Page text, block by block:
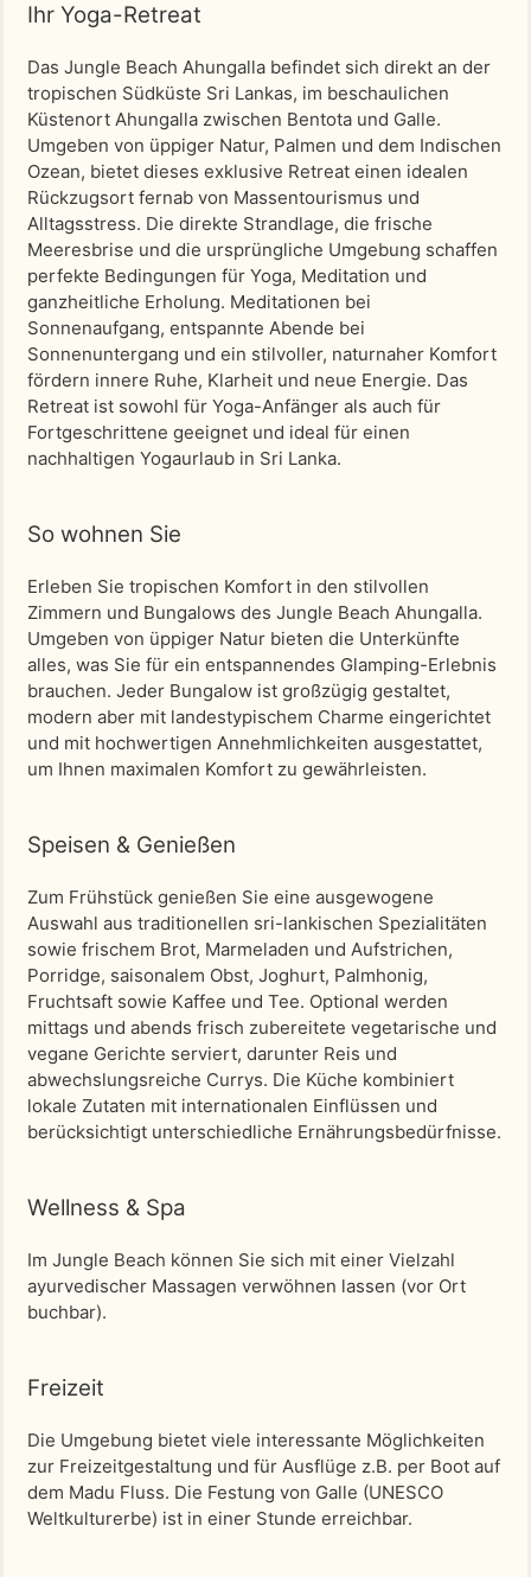
Ihr Yoga-Retreat
Das Jungle Beach Ahungalla befindet sich direkt an der
tropischen Südküste Sri Lankas, im beschaulichen
Küstenort Ahungalla zwischen Bentota und Galle.
Umgeben von üppiger Natur, Palmen und dem Indischen
Ozean, bietet dieses exklusive Retreat einen idealen
Rückzugsort fernab von Massentourismus und
Alltagsstress. Die direkte Strandlage, die frische
Meeresbrise und die ursprüngliche Umgebung schaffen
perfekte Bedingungen für Yoga, Meditation und
ganzheitliche Erholung. Meditationen bei
Sonnenaufgang, entspannte Abende bei
Sonnenuntergang und ein stilvoller, naturnaher Komfort
fördern innere Ruhe, Klarheit und neue Energie. Das
Retreat ist sowohl für Yoga-Anfänger als auch für
Fortgeschrittene geeignet und ideal für einen
nachhaltigen Yogaurlaub in Sri Lanka.
So wohnen Sie
Erleben Sie tropischen Komfort in den stilvollen
Zimmern und Bungalows des Jungle Beach Ahungalla.
Umgeben von üppiger Natur bieten die Unterkünfte
alles, was Sie für ein entspannendes Glamping-Erlebnis
brauchen. Jeder Bungalow ist großzügig gestaltet,
modern aber mit landestypischem Charme eingerichtet
und mit hochwertigen Annehmlichkeiten ausgestattet,
um Ihnen maximalen Komfort zu gewährleisten.
Speisen & Genießen
Zum Frühstück genießen Sie eine ausgewogene
Auswahl aus traditionellen sri-lankischen Spezialitäten
sowie frischem Brot, Marmeladen und Aufstrichen,
Porridge, saisonalem Obst, Joghurt, Palmhonig,
Fruchtsaft sowie Kaffee und Tee. Optional werden
mittags und abends frisch zubereitete vegetarische und
vegane Gerichte serviert, darunter Reis und
abwechslungsreiche Currys. Die Küche kombiniert
lokale Zutaten mit internationalen Einflüssen und
berücksichtigt unterschiedliche Ernährungsbedürfnisse.
Wellness & Spa
Im Jungle Beach können Sie sich mit einer Vielzahl
ayurvedischer Massagen verwöhnen lassen (vor Ort
buchbar).
Freizeit
Die Umgebung bietet viele interessante Möglichkeiten
zur Freizeitgestaltung und für Ausflüge z.B. per Boot auf
dem Madu Fluss. Die Festung von Galle (UNESCO
Weltkulturerbe) ist in einer Stunde erreichbar.